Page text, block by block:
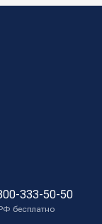
333-50-50
бесплатно